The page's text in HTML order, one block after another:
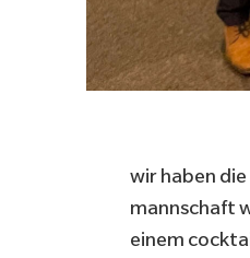
wir haben die
mannschaft
einem